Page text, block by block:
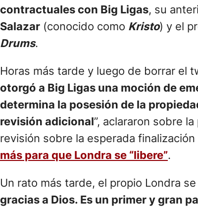
contractuales con Big Ligas, su
Salazar (conocido como Kristo) y el
Drums.
Horas más tarde y luego de borrar el
otorgó a Big Ligas una moción de
determina la posesión de la
revisión adicional”, aclararon sobre
revisión sobre la esperada
más para que Londra se “libere”.
Un rato más tarde, el propio Londra
gracias a Dios. Es un primer y gran